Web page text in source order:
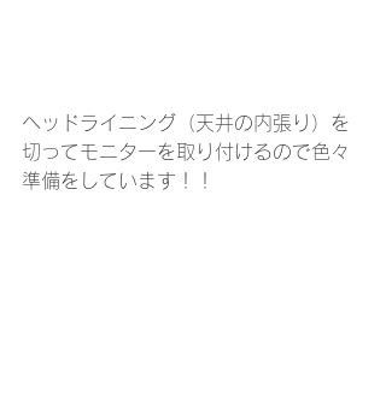
ヘッドライニング（天井の内張り）を
切ってモニターを取り付けるので色々
準備をしています！！